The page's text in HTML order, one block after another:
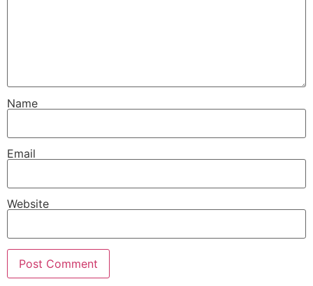
Name
Email
Website